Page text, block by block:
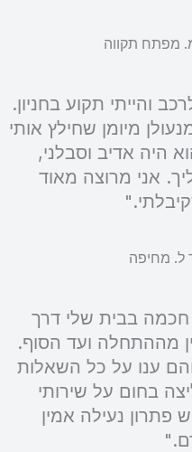
מפתח תקווה
והייתי תקוע בחניון.
מיומן שחילץ אותי
היה אדיב וסבלני,
אני מרוצה מאוד
ל. מחיפה
בבית שלי דרך
מההתחלה ועד הסוף.
ענו על כל השאלות
בחום על שירותי
פתרון נעילה אמין